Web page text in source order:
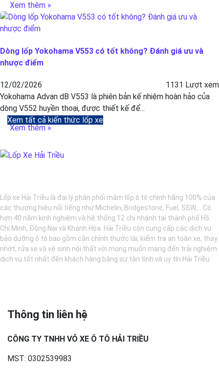
Xem thêm »
Dòng lốp Yokohama V553 có tốt không? Đánh giá ưu và
nhược điểm
12/02/2026
1131 Lượt xem
Yokohama Advan dB V553 là phiên bản kế nhiệm hoàn hảo của
dòng V552 huyền thoại, được thiết kế để...
Xem thêm »
Xem tất cả kiến thức lốp xe
Lốp xe Hải Triều là đại lý phân phối mâm lốp ô tô chính hãng 100% của
các thương hiệu nổi tiếng như Michelin, Bridgestone, Fuel, SSW,... Có
hơn 40 năm kinh nghiệm và hệ thống 12 chi nhánh tại thành phố Hồ
Chí Minh, Đồng Nai và Khánh Hòa. Hải Triều còn cung cấp các dịch vụ
bảo dưỡng ô tô bao gồm cân chỉnh thước lái, kiểm tra an toàn xe, thay
nhớt, rửa xe và vệ sinh nội thất với mong muốn mang đến trải nghiệm
dịch vụ tốt nhất đến khách hàng bằng sự tận tình và uy tín Hải Triều
Thông tin liên hệ
CÔNG TY TNHH VỎ XE Ô TÔ HẢI TRIỀU
MST: 0302539983